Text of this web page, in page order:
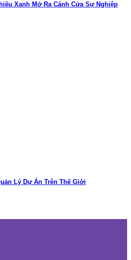
Xanh Mở Ra Cánh Cửa Sự Nghiệp
Lý Dự Án Trên Thế Giới